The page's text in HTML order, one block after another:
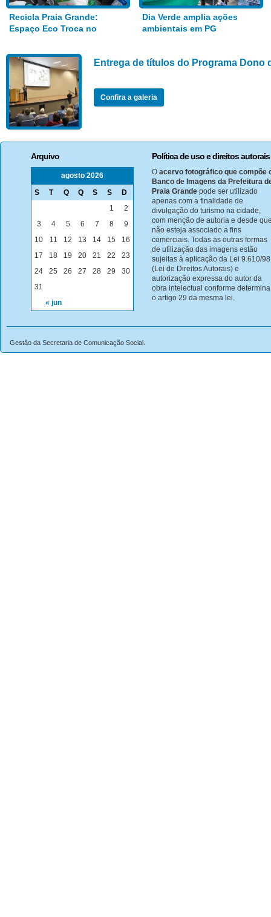
Recicla Praia Grande:
Espaço Eco Troca no
Dia Verde amplia ações
ambientais em PG
Entrega de títulos do Programa Dono
Confira a galeria
Arquivo
agosto 2026
S
T Q Q S S D
« jun
1
2
3
4 5 6 7 8
9
10
11 12 13 14 15
16
17
18 19 20 21 22
23
24
25 26 27 28 29
30
31
Política de uso e direitos autorais
O acervo fotográfico que compõe
Banco de Imagens da Prefeitura
Praia Grande pode ser utilizado
apenas com a finalidade de
divulgação do turismo na cidade,
com menção de autoria e desde
não esteja associado a fins
comerciais. Todas as outras formas
de utilização das imagens estão
sujeitas à aplicação da Lei 9.610/98
(Lei de Direitos Autorais) e
autorização expressa do autor da
obra intelectual conforme determina
o artigo 29 da mesma lei.
Gestão da Secretaria de Comunicação Social.